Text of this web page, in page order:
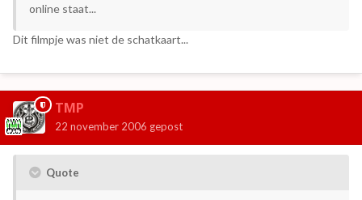
online staat...
Dit filmpje was niet de schatkaart...
TMP
22 november 2006 gepost
Quote